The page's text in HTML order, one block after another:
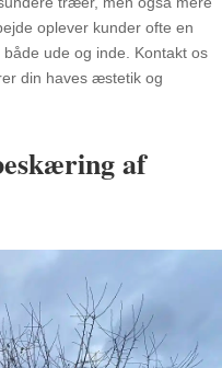
oplever kunder ofte en
ude og inde. Kontakt os
din haves æstetik og
af